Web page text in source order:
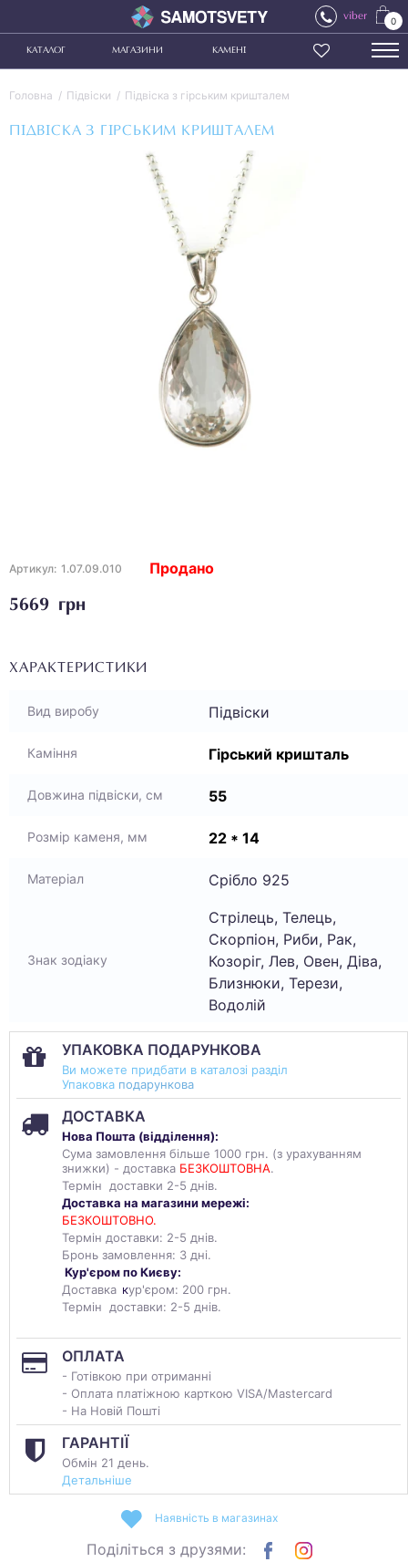
viber 0
КАТАЛОГ МАГАЗИНИ КАМЕНІ
Головна Підвіски Підвіска з гірським кришталем
ПІДВІСКА З ГІРСЬКИМ КРИШТАЛЕМ
Артикул: 1.07.09.010
5669 грн
Продано
ХАРАКТЕРИСТИКИ
Вид виробу Підвіски
Каміння Гірський кришталь
Довжина підвіски, см 55
Розмір каменя, мм 22 * 14
Матеріал Срібло 925
Знак зодіаку
Стрілець, Телець,
Скорпіон, Риби, Рак,
Козоріг, Лев, Овен, Діва,
Близнюки, Терези,
Водолій
УПАКОВКА ПОДАРУНКОВА
Ви можете придбати в каталозі разділ
Упаковка подарункова
ДОСТАВКА
Нова Пошта (відділення):
Сума замовлення більше 1000 грн. (з урахуванням
знижки) - доставка БЕЗКОШТОВНА.
Термін доставки 2-5 днів.
Доставка на магазини мережі:
БЕЗКОШТОВНО.
Термін доставки: 2-5 днів.
Бронь замовлення: 3 дні.
Кур'єром по Києву:
Доставка кур'єром: 200 грн.
Термін доставки: 2-5 днів.
ОПЛАТА
- Готівкою при отриманні
- Оплата платіжною карткою VISA/Mastercard
- На Новій Пошті
ГАРАНТІЇ
Обмін 21 день.
Детальніше
Наявність в магазинах
Поділіться з друзями: